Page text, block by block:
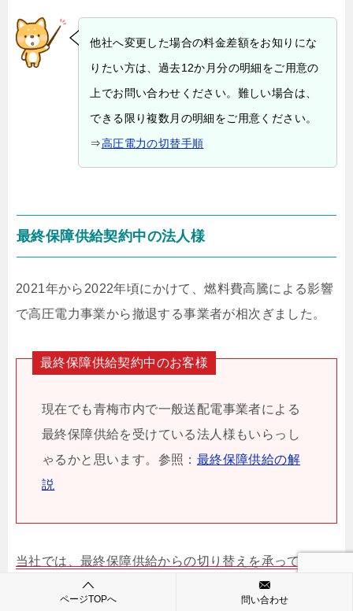
他社へ変更した場合の料金差額をお知りにな
りたい方は、過去12か月分の明細をご用意の
上でお問い合わせください。難しい場合は、
できる限り複数月の明細をご用意ください。
⇒高圧電力の切替手順
最終保障供給契約中の法人様
2021年から2022年頃にかけて、燃料費高騰による影響
で高圧電力事業から撤退する事業者が相次ぎました。
最終保障供給契約中のお客様
現在でも青梅市内で一般送配電事業者による
最終保障供給を受けている法人様もいらっし
ゃるかと思います。参照： 最終保障供給の解
説
当社では、最終保障供給からの切り替えを承っていま
ページTOPへ 問い合わせ